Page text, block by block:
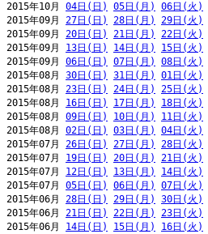
2015年10月 04日(日) 05日(月) 06日(火)
2015年09月 27日(日) 28日(月) 29日(火)
2015年09月 20日(日) 21日(月) 22日(火)
2015年09月 13日(日) 14日(月) 15日(火)
2015年09月 06日(日) 07日(月) 08日(火)
2015年08月 30日(日) 31日(月) 01日(火)
2015年08月 23日(日) 24日(月) 25日(火)
2015年08月 16日(日) 17日(月) 18日(火)
2015年08月 09日(日) 10日(月) 11日(火)
2015年08月 02日(日) 03日(月) 04日(火)
2015年07月 26日(日) 27日(月) 28日(火)
2015年07月 19日(日) 20日(月) 21日(火)
2015年07月 12日(日) 13日(月) 14日(火)
2015年07月 05日(日) 06日(月) 07日(火)
2015年06月 28日(日) 29日(月) 30日(火)
2015年06月 21日(日) 22日(月) 23日(火)
2015年06月 14日(日) 15日(月) 16日(火)